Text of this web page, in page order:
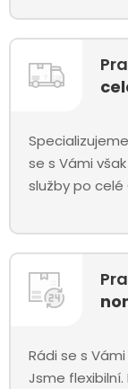
se s Vámi
služby po celé
Rádi se s
Jsme